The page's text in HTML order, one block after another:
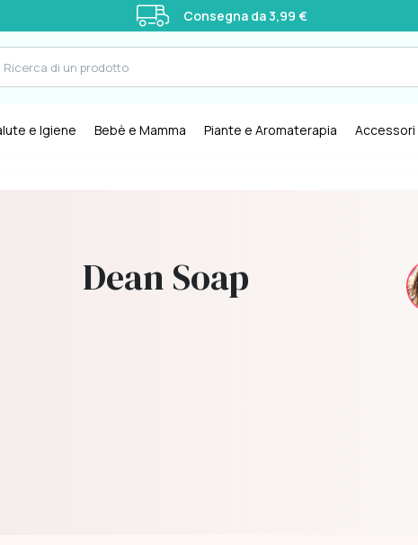
Consegna da 3,99 €
e Igiene Bebè e Mamma Piante e Aromaterapia Accessori
Dean Soap
Soap